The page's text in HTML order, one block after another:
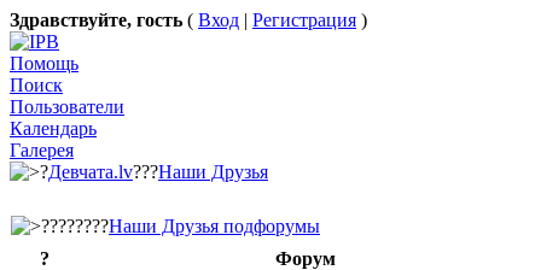
Здравствуйте, гость ( Вход | Регистрация )
Помощь
Поиск
Пользователи
Календарь
Галерея
?Девчата.lv???Наши Друзья
????????Наши Друзья подфорумы
?
Форум